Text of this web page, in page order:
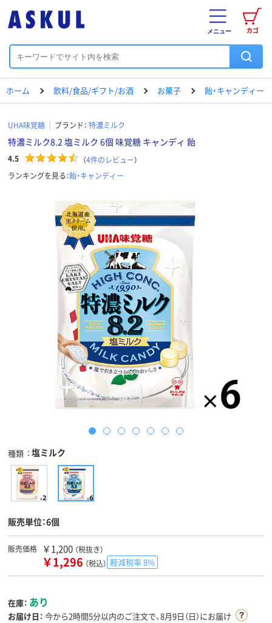
カゴ
メニュー
ホーム 飲料/食品/ギフト/お酒 お菓子 飴・キャンディー
UHA味覚糖 ブランド： 特濃ミルク
特濃ミルク8.2 塩ミルク 6個 味覚糖 キャンディ 飴
4.5 （4件のレビュー）
ランキングを見る：飴・キャンディー
種類 塩ミルク
販売単位：6個
販売価格 ￥1,200 （税抜き）
￥1,296 （税込） 軽減税率 8%
在庫： あり
お届け日： 今から2時間5分以内のご注文で、8月9日（日）にお届け